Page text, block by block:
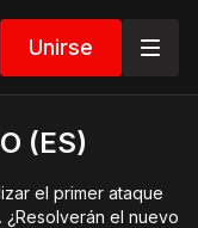
Unirse
(ES)
el primer ataque
el nuevo